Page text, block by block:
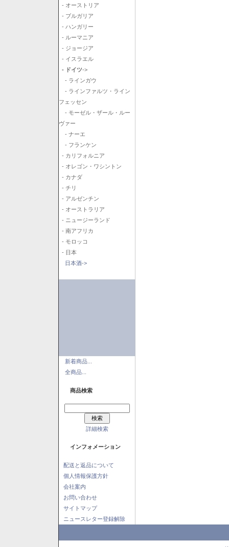
- オーストリア
- ブルガリア
- ハンガリー
- ルーマニア
- ジョージア
- イスラエル
- ドイツ->
- ラインガウ
- ラインファルツ・ライン
フェッセン
- モーゼル・ザール・ルー
ヴァー
- ナーエ
- フランケン
- カリフォルニア
- オレゴン・ワシントン
- カナダ
- チリ
- アルゼンチン
- オーストラリア
- ニュージーランド
- 南アフリカ
- モロッコ
- 日本
日本酒->
新着商品...
全商品...
商品検索
詳細検索
インフォメーション
配送と返品について
個人情報保護方針
会社案内
お問い合わせ
サイトマップ
ニュースレター登録解除